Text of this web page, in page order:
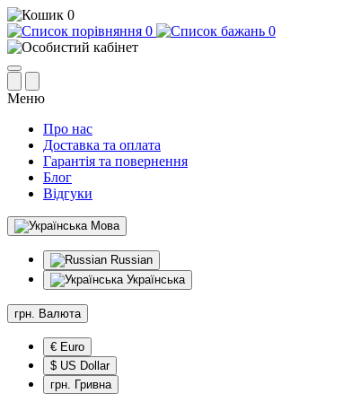
0
0
0
Меню
Про нас
Доставка та оплата
Гарантія та повернення
Блог
Відгуки
Мова
Russian
Українська
грн. Валюта
€ Euro
$ US Dollar
грн. Гривна